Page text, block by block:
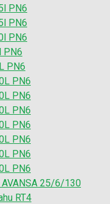
PN6
PN6
PN6
PN6
PN6
PN6
PN6
PN6
PN6
PN6
PN6
PN6
25/6/130
RT4